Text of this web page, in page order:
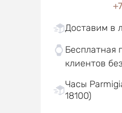
Доставим в
Бесплатная
клиентов
Часы
18100)